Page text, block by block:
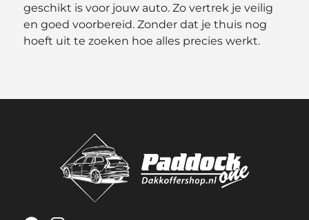
geschikt is voor jouw auto. Zo vertrek je veilig
en goed voorbereid. Zonder dat je thuis nog
hoeft uit te zoeken hoe alles precies werkt.